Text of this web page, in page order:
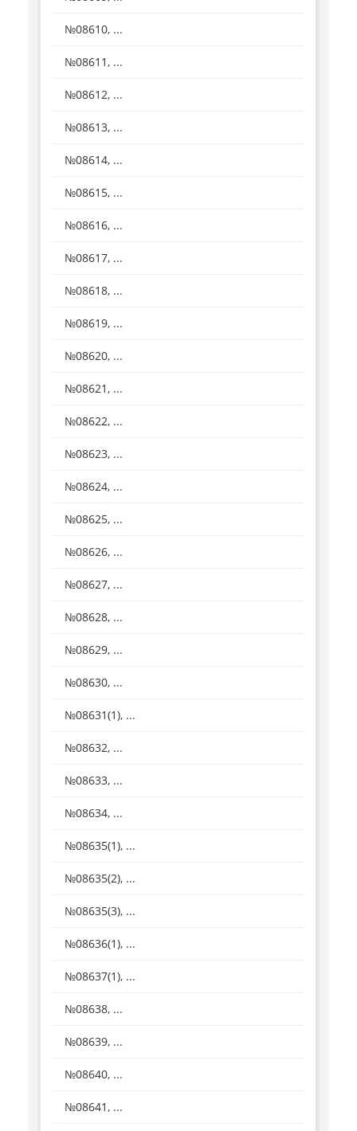
№08610, ...
№08611, ...
№08612, ...
№08613, ...
№08614, ...
№08615, ...
№08616, ...
№08617, ...
№08618, ...
№08619, ...
№08620, ...
№08621, ...
№08622, ...
№08623, ...
№08624, ...
№08625, ...
№08626, ...
№08627, ...
№08628, ...
№08629, ...
№08630, ...
№08631(1), ...
№08632, ...
№08633, ...
№08634, ...
№08635(1), ...
№08635(2), ...
№08635(3), ...
№08636(1), ...
№08637(1), ...
№08638, ...
№08639, ...
№08640, ...
№08641, ...